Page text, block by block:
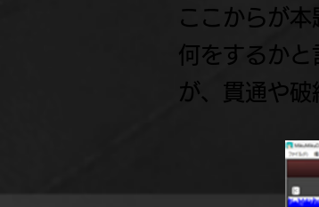
ここからが本
何をするか
が、貫通や